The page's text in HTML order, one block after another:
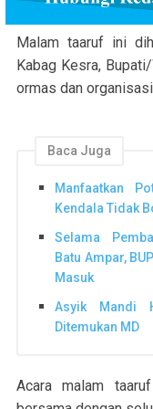
Malam taaruf ini
Kabag Kesra,
ormas dan
Baca Juga
Manfaatkan
Kendala Tidak
Selama
Batu Ampar,
Masuk
Asyik Mandi
Ditemukan MD
Acara malam